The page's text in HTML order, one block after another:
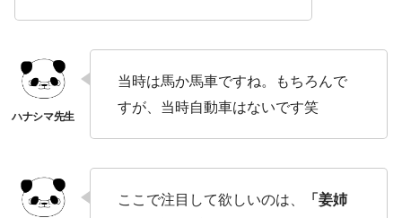
当時は馬か馬車ですね。もちろんで
すが、当時自動車はないです笑
ここで注目して欲しいのは、
「姜姉